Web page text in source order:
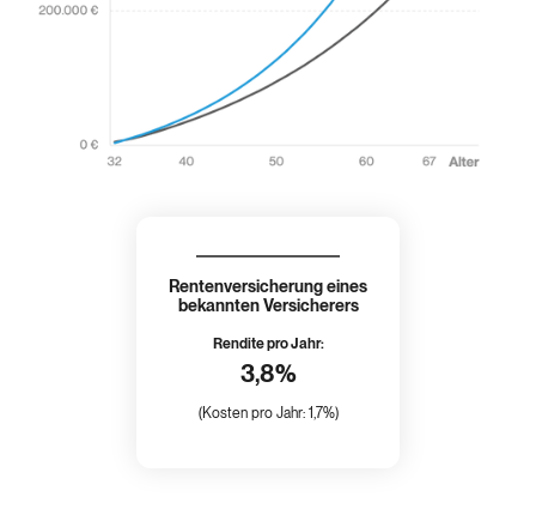
Rentenversicherung eines
bekannten Versicherers
Rendite pro Jahr:
3,8%
(Kosten pro Jahr: 1,7%)